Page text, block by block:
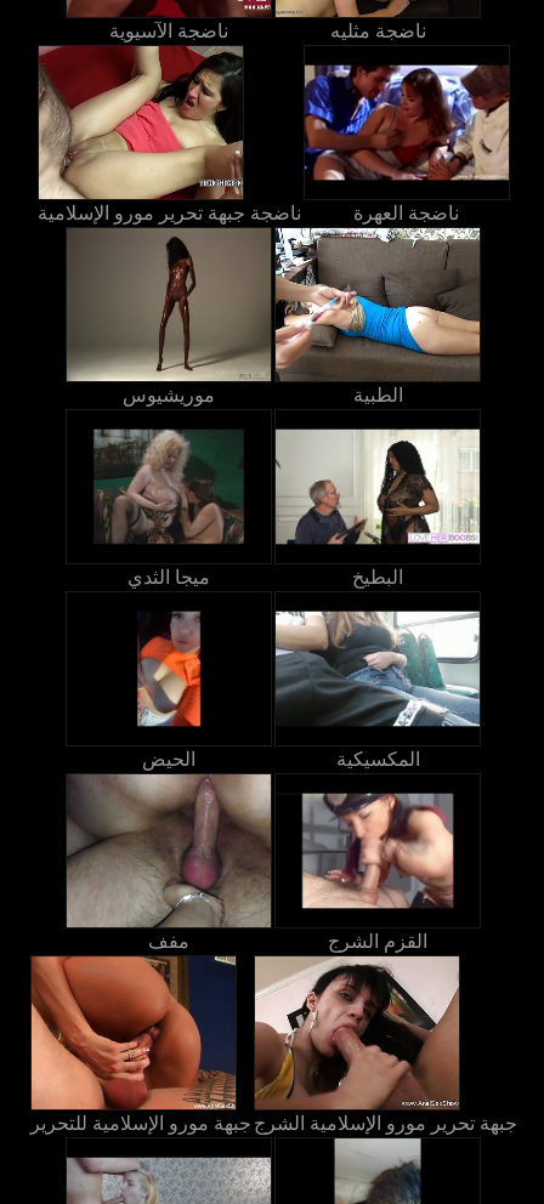
ناضجة الآسيوية ناضجة مثليه
ناضجة جبهة تحرير مورو الإسلامية ناضجة العهرة
موريشيوس الطبية
ميجا الثدي البطيخ
الحيض المكسيكية
مفف القزم الشرج
جبهة مورو الإسلامية للتحرير جبهة تحرير مورو الإسلامية الشرج